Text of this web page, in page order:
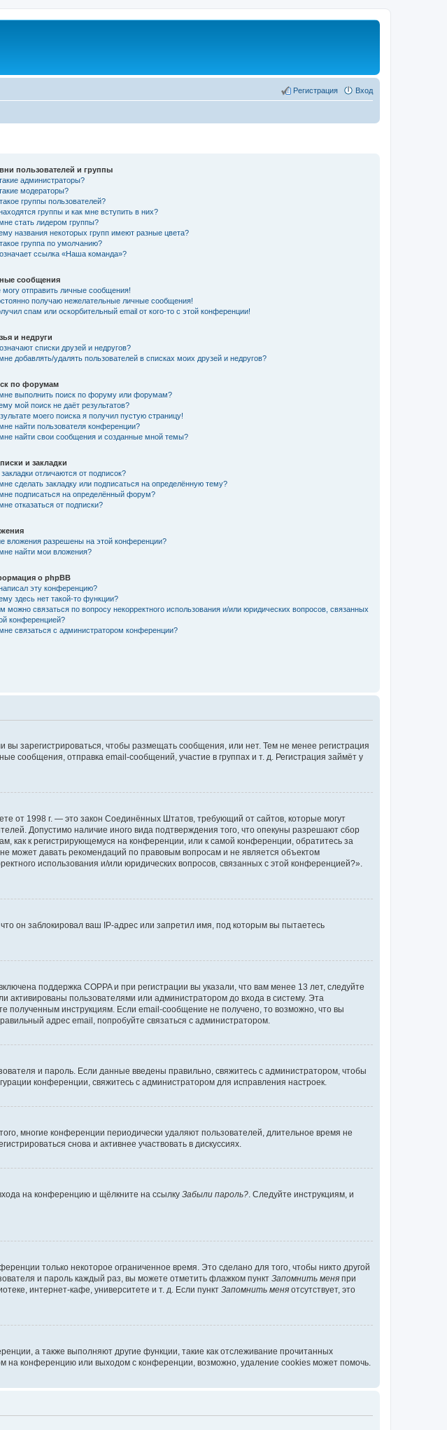
Вход
Регистрация
пользователей и группы
администраторы?
модераторы?
группы пользователей?
группы и как мне вступить в них?
стать лидером группы?
названия некоторых групп имеют разные цвета?
группа по умолчанию?
ссылка «Наша команда»?
сообщения
могу отправить личные сообщения!
получаю нежелательные личные сообщения!
спам или оскорбительный email от кого-то с этой конференции!
и недруги
списки друзей и недругов?
добавлять/удалять пользователей в списках моих друзей и недругов?
по форумам
выполнить поиск по форуму или форумам?
мой поиск не даёт результатов?
моего поиска я получил пустую страницу!
найти пользователя конференции?
найти свои сообщения и созданные мной темы?
и закладки
отличаются от подписок?
сделать закладку или подписаться на определённую тему?
подписаться на определённый форум?
отказаться от подписки?
вложения разрешены на этой конференции?
найти мои вложения?
о phpBB
эту конференцию?
здесь нет такой-то функции?
можно связаться по вопросу некорректного использования и/или юридических вопросов, связанных
конференцией?
связаться с администратором конференции?
зарегистрироваться, чтобы размещать сообщения, или нет. Тем не менее регистрация
сообщения, отправка email-сообщений, участие в группах и т. д. Регистрация займёт у
от 1998 г. — это закон Соединённых Штатов, требующий от сайтов, которые могут
Допустимо наличие иного вида подтверждения того, что опекуны разрешают сбор
к регистрирующемуся на конференции, или к самой конференции, обратитесь за
может давать рекомендаций по правовым вопросам и не является объектом
использования и/или юридических вопросов, связанных с этой конференцией?».
он заблокировал ваш IP-адрес или запретил имя, под которым вы пытаетесь
поддержка COPPA и при регистрации вы указали, что вам менее 13 лет, следуйте
пользователями или администратором до входа в систему. Эта
инструкциям. Если email-сообщение не получено, то возможно, что вы
адрес email, попробуйте связаться с администратором.
и пароль. Если данные введены правильно, свяжитесь с администратором, чтобы
конференции, свяжитесь с администратором для исправления настроек.
многие конференции периодически удаляют пользователей, длительное время не
снова и активнее участвовать в дискуссиях.
на конференцию и щёлкните на ссылку Забыли пароль? . Следуйте инструкциям, и
только некоторое ограниченное время. Это сделано для того, чтобы никто другой
и пароль каждый раз, вы можете отметить флажком пункт Запомнить меня при
интернет-кафе, университете и т. д. Если пункт Запомнить меня отсутствует, это
а также выполняют другие функции, такие как отслеживание прочитанных
на конференцию или выходом с конференции, возможно, удаление cookies может помочь.